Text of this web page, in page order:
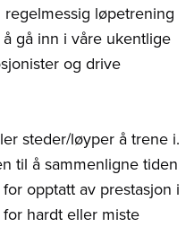
løpetrening
gå inn i våre ukentlige
og drive
steder/løyper å trene i.
til å sammenligne tiden
opptatt av prestasjon i
hardt eller miste